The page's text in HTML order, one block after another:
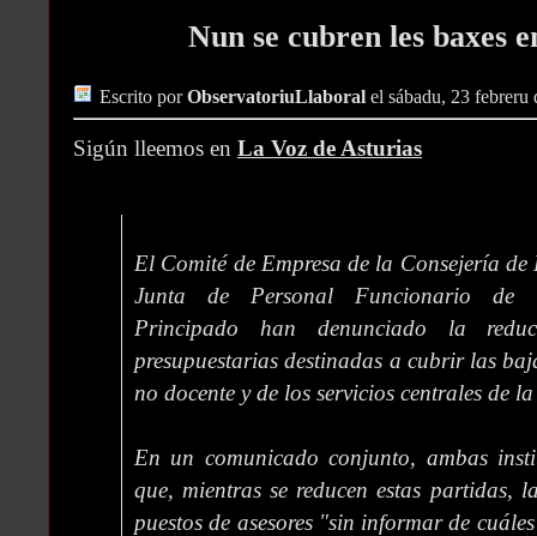
Nun se cubren les baxes
Escrito porObservatoriuLlaboral el sábadu, 23 febreru
Sigún lleemos en La Voz de Asturias
El Comité de Empresa de la Consejería
Junta de Personal Funcionario de
Principado han denunciado la
presupuestarias destinadas a cubrir las
no docente y de los servicios centrales de
En un comunicado conjunto, ambas
que, mientras se reducen estas partidas,
puestos de asesores "sin informar de